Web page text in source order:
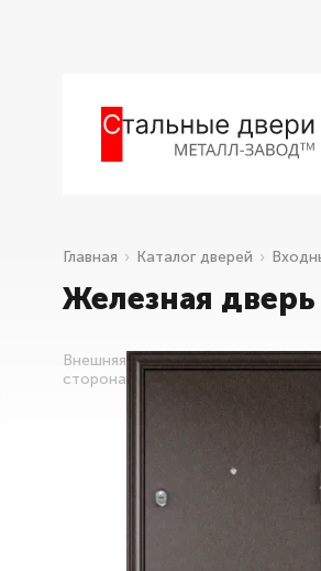
Железная
Главная Каталог дверей
Внешняя
сторона